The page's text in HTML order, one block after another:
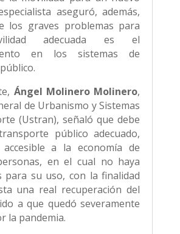
aseguró, además,
los graves problemas para
adecuada es el
en los sistemas de
Ángel Molinero Molinero,
de Urbanismo y Sistemas
(Ustran), señaló que debe
público adecuado,
a la economía de
en el cual no haya
para su uso, con la finalidad
una real recuperación del
a que quedó severamente
la pandemia.